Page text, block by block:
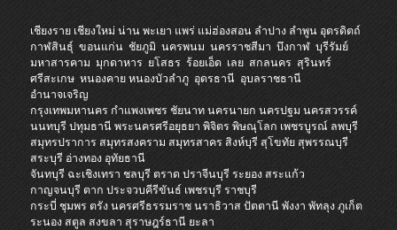
เชียงราย เชียงใหม่ น่านพะเยา แพร่ แม่ฮ่องสอน ลำปาง ลำพูน อุตรดิตถ์
กาฬสินธุ์ ขอนแก่น ชัยภูมิ นครพนม นครราชสีมา บึงกาฬ บุรีรัมย์
มหาสารคาม มุกดาหาร ยโสธร ร้อยเอ็ด เลย สกลนคร สุรินทร์
ศรีสะเกษ หนองคายหนองบัวลำภู อุดรธานี อุบลราชธานี
อำนาจเจริญ
กรุงเทพมหานคร กำแพงเพชร ชัยนาทนครนายก นครปฐม นครสวรรค์
นนทบุรีปทุมธานีพระนครศรีอยุธยา พิจิตรพิษณุโลก เพชรบูรณ์ ลพบุรี
สมุทรปราการสมุทรสงคราม สมุทรสาครสิงห์บุรี สุโขทัยสุพรรณบุรี
สระบุรี อ่างทอง อุทัยธานี
จันทบุรี ฉะเชิงเทรา ชลบุรี ตราดปราจีนบุรีระยองสระแก้ว
กาญจนบุรีตาก ประจวบคีรีขันธ์ เพชรบุรีราชบุรี
กระบี่ ชุมพร ตรังนครศรีธรรมราชนราธิวาสปัตตานีพังงา พัทลุงภูเก็ต
ระนอง สตูล สงขลา สุราษฎร์ธานี ยะลา